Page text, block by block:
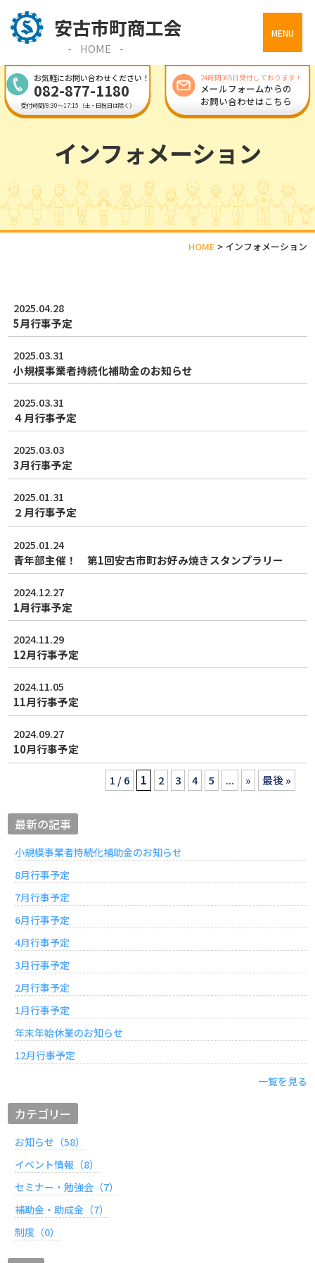
HOME
MENU
お気軽にお問い合わせください！
082-877-1180
受付時間/8:30～17:15（土・日祝日は除く）
24時間365日受付しております！
メールフォームからの
お問い合わせはこちら
インフォメーション
HOME > インフォメーション
2025.04.28
5月行事予定
2025.03.31
小規模事業者持続化補助金のお知らせ
2025.03.31
４月行事予定
2025.03.03
3月行事予定
2025.01.31
２月行事予定
2025.01.24
青年部主催！ 第1回安古市町お好み焼きスタンプラリー
2024.12.27
1月行事予定
2024.11.29
12月行事予定
2024.11.05
11月行事予定
2024.09.27
10月行事予定
1 / 6 1 2 3 4 5 ... » 最後 »
最新の記事
小規模事業者持続化補助金のお知らせ
8月行事予定
7月行事予定
6月行事予定
4月行事予定
3月行事予定
2月行事予定
1月行事予定
年末年始休業のお知らせ
12月行事予定
一覧を見る
カテゴリー
お知らせ（58）
イベント情報（8）
セミナー・勉強会（7）
補助金・助成金（7）
制度（0）